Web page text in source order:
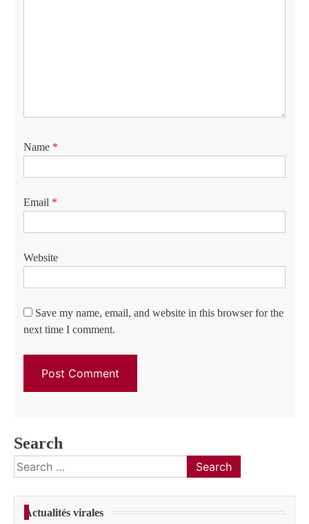
Name *
Email *
Website
Save my name, email, and website in this browser for the
next time I comment.
Search
Search
for:
Actualités virales